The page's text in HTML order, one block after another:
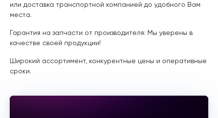
или доставка транспортной компанией до удобного Вам
места.
Гарантия на запчасти от производителя: Мы уверены в
качестве своей продукции!
Широкий ассортимент, конкурентные цены и оперативные
сроки.